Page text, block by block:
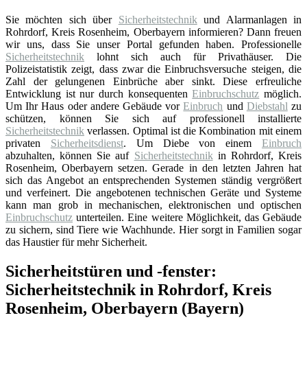
Sie möchten sich über Sicherheitstechnikund Alarmanlagen in
Rohrdorf, Kreis Rosenheim, Oberbayern informieren? Dann freuen
wir uns, dass Sie unser Portal gefunden haben. Professionelle
Sicherheitstechnik lohnt sich auch für Privathäuser. Die
Polizeistatistik zeigt, dass zwar die Einbruchsversuche steigen, die
Zahl der gelungenen Einbrüche aber sinkt. Diese erfreuliche
Entwicklung ist nur durch konsequentenEinbruchschutz möglich.
Um Ihr Haus oder andere Gebäude vorEinbruch und Diebstahl zu
schützen, können Sie sich auf professionell installierte
Sicherheitstechnik verlassen. Optimal ist die Kombination mit einem
privaten Sicherheitsdienst. Um Diebe von einemEinbruch
abzuhalten, können Sie auf Sicherheitstechnikin Rohrdorf, Kreis
Rosenheim, Oberbayern setzen. Gerade in den letzten Jahren hat
sich das Angebot an entsprechenden Systemen ständig vergrößert
und verfeinert. Die angebotenen technischen Geräte und Systeme
kann man grob in mechanischen, elektronischen und optischen
Einbruchschutz unterteilen. Eine weitere Möglichkeit, das Gebäude
zu sichern, sind Tiere wie Wachhunde. Hier sorgt in Familien sogar
das Haustier für mehr Sicherheit.
Sicherheitstüren und -fenster:
Sicherheitstechnik in Rohrdorf, Kreis
Rosenheim, Oberbayern (Bayern)